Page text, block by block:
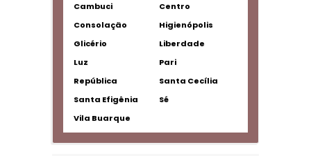
Cambuci
Centro
Consolação
Higienópolis
Glicério
Liberdade
Luz
Pari
República
Santa Cecília
Santa Efigênia
Sé
Vila Buarque